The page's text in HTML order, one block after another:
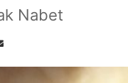
Nabet
Envoyer